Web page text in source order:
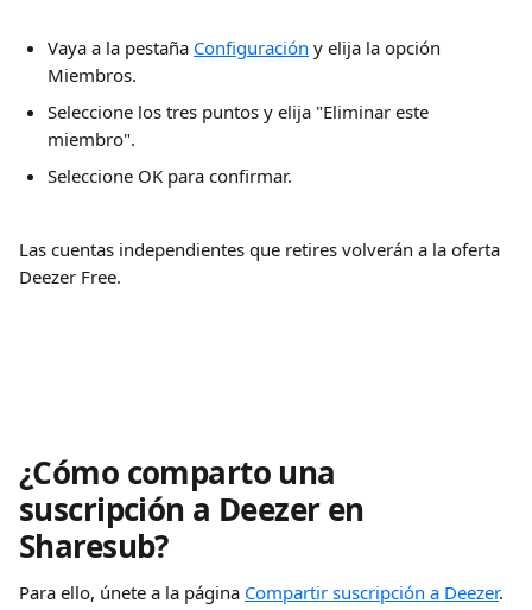
Vaya a la pestaña Configuración y elija la opción
Miembros.
Seleccione los tres puntos y elija "Eliminar este
miembro".
Seleccione OK para confirmar.
Las cuentas independientes que retires volverán a la oferta
Deezer Free.
¿Cómo comparto una
suscripción a Deezer en
Sharesub?
Para ello, únete a la página Compartir suscripción a Deezer.